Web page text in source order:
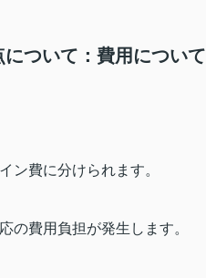
ついて：費用について
ン費に分けられます。
の費用負担が発生します。